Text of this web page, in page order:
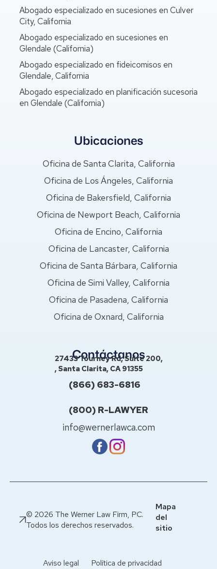
Abogado especializado en sucesiones en Culver
City, California
Abogado especializado en sucesiones en
Glendale (California)
Abogado especializado en fideicomisos en
Glendale, California
Abogado especializado en planificación sucesoria
en Glendale (California)
Ubicaciones
Oficina de Santa Clarita, California
Oficina de Los Ángeles, California
Oficina de Bakersfield, California
Oficina de Newport Beach, California
Oficina de Encino, California
Oficina de Lancaster, California
Oficina de Santa Bárbara, California
Oficina de Simi Valley, California
Oficina de Pasadena, California
Oficina de Oxnard, California
Contáctanos
27433 Tourney Rd, Suite 200,
, Santa Clarita, CA 91355
(866) 683-6816
(800) R-LAWYER
info@wernerlawca.com
© 2026 The Werner Law Firm, PC.
Todos los derechos reservados.
Mapa
del
sitio
Aviso legal Política de privacidad